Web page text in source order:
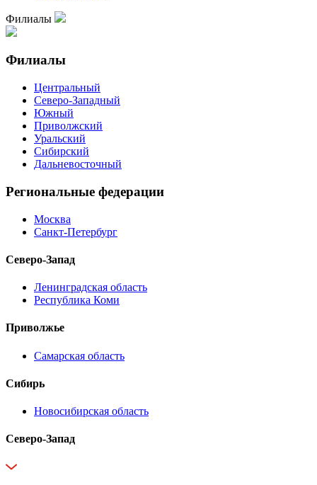
Филиалы
Филиалы
Центральный
Северо-Западный
Южный
Приволжский
Уральский
Сибирский
Дальневосточный
Региональные федерации
Москва
Санкт-Петербург
Северо-Запад
Ленинградская область
Республика Коми
Приволжье
Самарская область
Сибирь
Новосибирская область
Северо-Запад